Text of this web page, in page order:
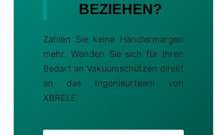
BEZIEHEN?
Zahlen Sie keine Händlermargen
mehr. Wenden Sie sich für Ihren
Bedarf an Vakuumschützen direkt
an das Ingenieurteam von
XBRELE.